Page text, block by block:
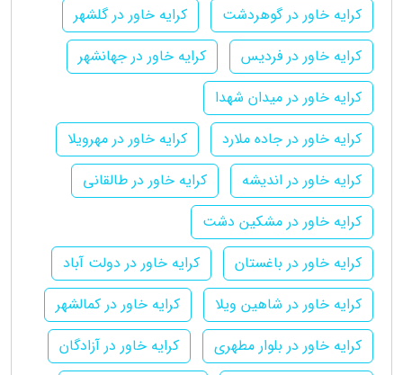
کرایه خاور در گوهردشت
کرایه خاور در گلشهر
کرایه خاور در فردیس
کرایه خاور در جهانشهر
کرایه خاور در میدان شهدا
کرایه خاور در جاده ملارد
کرایه خاور در مهرویلا
کرایه خاور در اندیشه
کرایه خاور در طالقانی
کرایه خاور در مشکین دشت
کرایه خاور در باغستان
کرایه خاور در دولت آباد
کرایه خاور در شاهین ویلا
کرایه خاور در کمالشهر
کرایه خاور در بلوار مطهری
کرایه خاور در آزادگان